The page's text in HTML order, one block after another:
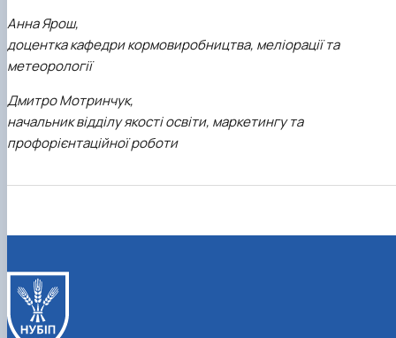
Анна Ярош,
доцентка кафедри кормовиробництва, меліорації та
метеорології
Дмитро Мотринчук,
начальник відділу якості освіти, маркетингу та
профорієнтаційної роботи